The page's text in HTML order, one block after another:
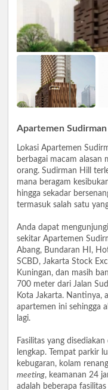
Apartemen
Lokasi Apartemen
berbagai macam alasan
orang. Sudirman Hill
mana beragam
hingga sekadar
termasuk salah satu
Anda dapat
sekitar Apartemen
Abang, Bundaran HI,
SCBD, Jakarta Stock
Kuningan, dan masih
700 meter dari Jalan
Kota Jakarta. Nantinya,
apartemen ini sehingga
lagi.
Fasilitas yang
lengkap. Tempat parkir
kebugaran, kolam renang
meeting, keamanan 24
adalah beberapa